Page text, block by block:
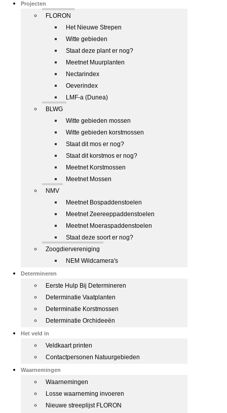
Projecten
FLORON
Het Nieuwe Strepen
Witte gebieden
Staat deze plant er nog?
Meetnet Muurplanten
Nectarindex
Oeverindex
LMF-a (Dunea)
BLWG
Witte gebieden mossen
Witte gebieden korstmossen
Staat dit mos er nog?
Staat dit korstmos er nog?
Meetnet Korstmossen
Meetnet Mossen
NMV
Meetnet Bospaddenstoelen
Meetnet Zeereeppaddenstoelen
Meetnet Moeraspaddenstoelen
Staat deze soort er nog?
Zoogdiervereniging
NEM Wildcamera's
Determineren
Eerste Hulp Bij Determineren
Determinatie Vaatplanten
Determinatie Korstmossen
Determinatie Orchideeën
Het veld in
Veldkaart printen
Contactpersonen Natuurgebieden
Waarnemingen
Waarnemingen
Losse waarneming invoeren
Nieuwe streeplijst FLORON